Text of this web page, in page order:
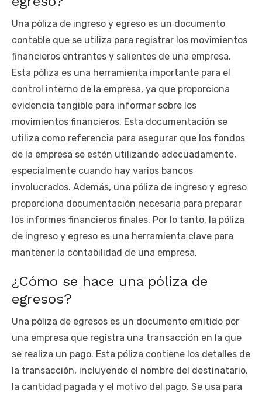
Una póliza de ingreso y egreso es un documento
contable que se utiliza para registrar los movimientos
financieros entrantes y salientes de una empresa.
Esta póliza es una herramienta importante para el
control interno de la empresa, ya que proporciona
evidencia tangible para informar sobre los
movimientos financieros. Esta documentación se
utiliza como referencia para asegurar que los fondos
de la empresa se estén utilizando adecuadamente,
especialmente cuando hay varios bancos
involucrados. Además, una póliza de ingreso y egreso
proporciona documentación necesaria para preparar
los informes financieros finales. Por lo tanto, la póliza
de ingreso y egreso es una herramienta clave para
mantener la contabilidad de una empresa.
¿Cómo se hace una póliza de
egresos?
Una póliza de egresos es un documento emitido por
una empresa que registra una transacción en la que
se realiza un pago. Esta póliza contiene los detalles de
la transacción, incluyendo el nombre del destinatario,
la cantidad pagada y el motivo del pago. Se usa para